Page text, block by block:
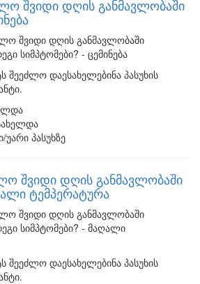
შვიდი დღის განმავლობაში
შვიდი დღის განმავლობაში
სიმპტომები? - ცემინება
შეეძლო დაესახელებინა პასუხის
უარი პასუხზე
შვიდი დღის განმავლობაში
ტემპერატურა
შვიდი დღის განმავლობაში
სიმპტომები? - მაღალი
შეეძლო დაესახელებინა პასუხის